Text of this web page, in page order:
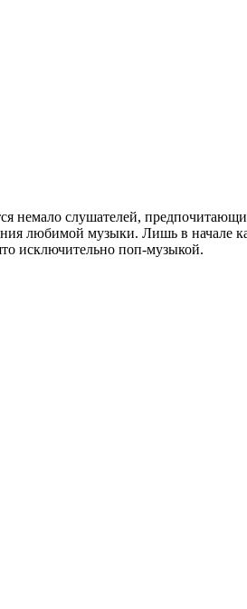
немало слушателей,
любимой музыки. Лишь в
исключительно поп-музыкой.